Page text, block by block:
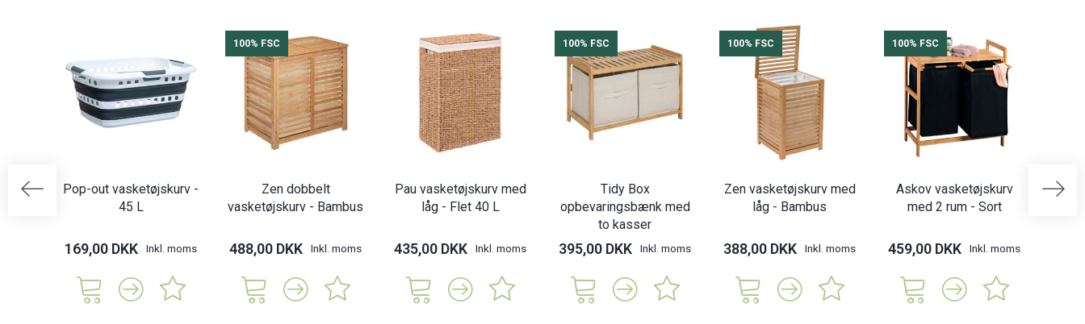
Pop-out vasketøjskurv -
45 L
169,00 DKK Inkl. moms
100% FSC
Zen dobbelt
vasketøjskurv - Bambus
488,00 DKK Inkl. moms
Pau vasketøjskurv med
låg - Flet 40 L
435,00 DKK Inkl. moms
100% FSC
Tidy Box
opbevaringsbænk med
to kasser
395,00 DKK Inkl. moms
100% FSC
Zen vasketøjskurv med
låg - Bambus
388,00 DKK Inkl. moms
100% FSC
Askov vasketøjskurv
med 2 rum - Sort
459,00 DKK Inkl. moms
Zen